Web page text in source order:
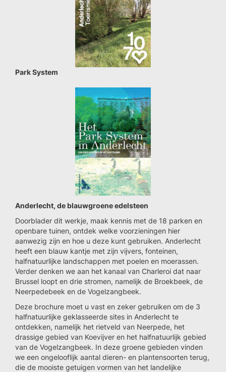
Park System
Anderlecht, de blauwgroene edelsteen
Doorblader dit werkje, maak kennis met de 18 parken en
openbare tuinen, ontdek welke voorzieningen hier
aanwezig zijn en hoe u deze kunt gebruiken. Anderlecht
heeft een blauw kantje met zijn vijvers, fonteinen,
halfnatuurlijke landschappen met poelen en moerassen.
Verder denken we aan het kanaal van Charleroi dat naar
Brussel loopt en drie stromen, namelijk de Broekbeek, de
Neerpedebeek en de Vogelzangbeek.
Deze brochure moet u vast en zeker gebruiken om de 3
halfnatuurlijke geklasseerde sites in Anderlecht te
ontdekken, namelijk het rietveld van Neerpede, het
drassige gebied van Koevijver en het halfnatuurlijk gebied
van de Vogelzangbeek. In deze groene gebieden vinden
we een ongelooflijk aantal dieren- en plantensoorten terug,
die de mooiste getuigen vormen van het landelijke